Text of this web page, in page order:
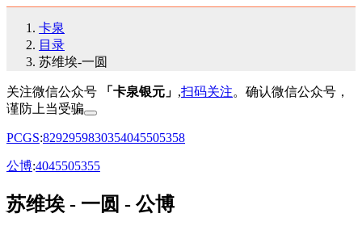
卡泉
目录
苏维埃-一圆
关注微信公众号 「卡泉银元」 ,扫码关注。确认微信公众号，
谨防上当受骗
PCGS:8292959830354045505358
公博:4045505355
苏维埃 - 一圆 - 公博